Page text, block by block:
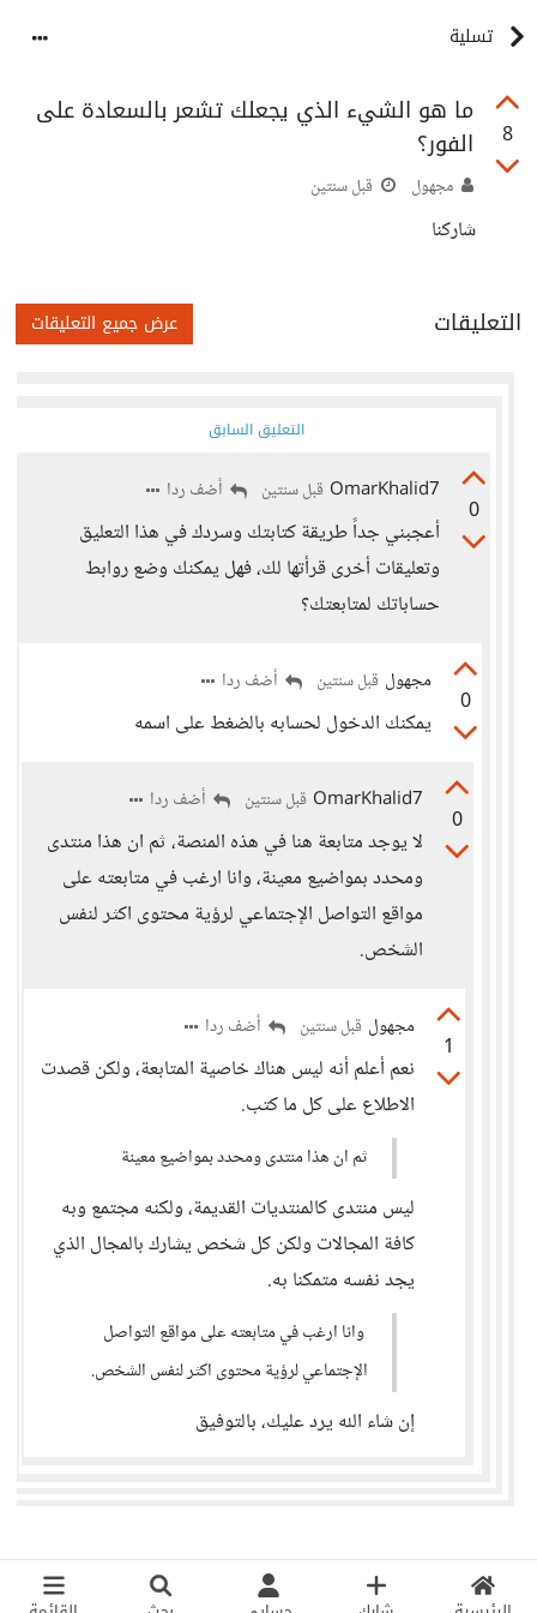
تسلية
8
ما هو الشيء الذي يجعلك تشعر بالسعادة على
الفور؟
مجهول قبل سنتين
شاركنا
التعليقات عرض جميع التعليقات
التعليق السابق
0
OmarKhalid7 قبل سنتين أضف ردا
أعجبني جداً طريقة كتابتك وسردك في هذا التعليق
وتعليقات أخرى قرأتها لك، فهل يمكنك وضع روابط
حساباتك لمتابعتك؟
0
مجهول قبل سنتين أضف ردا
يمكنك الدخول لحسابه بالضغط على اسمه
0
OmarKhalid7 قبل سنتين أضف ردا
لا يوجد متابعة هنا في هذه المنصة، ثم ان هذا منتدى
ومحدد بمواضيع معينة، وانا ارغب في متابعته على
مواقع التواصل الإجتماعي لرؤية محتوى اكثر لنفس
الشخص.
1
مجهول قبل سنتين أضف ردا
نعم أعلم أنه ليس هناك خاصية المتابعة، ولكن قصدت
الاطلاع على كل ما كتب.
ثم ان هذا منتدى ومحدد بمواضيع معينة
ليس منتدى كالمنتديات القديمة، ولكنه مجتمع وبه
كافة المجالات ولكن كل شخص يشارك بالمجال الذي
يجد نفسه متمكنا به.
وانا ارغب في متابعته على مواقع التواصل
الإجتماعي لرؤية محتوى اكثر لنفس الشخص.
إن شاء الله يرد عليك، بالتوفيق